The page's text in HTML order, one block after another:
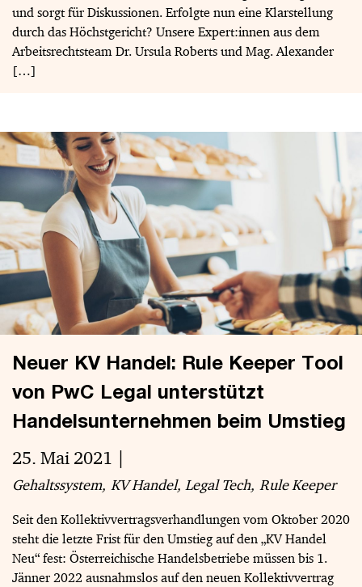
und sorgt für Diskussionen. Erfolgte nun eine Klarstellung
durch das Höchstgericht? Unsere Expert:innen aus dem
Arbeitsrechtsteam Dr. Ursula Roberts und Mag. Alexander
[…]
Neuer KV Handel: Rule Keeper Tool
von PwC Legal unterstützt
Handelsunternehmen beim Umstieg
25. Mai 2021
Gehaltssystem KV Handel Legal Tech Rule Keeper
Seit den Kollektivvertragsverhandlungen vom Oktober 2020
steht die letzte Frist für den Umstieg auf den „KV Handel
Neu“ fest: Österreichische Handelsbetriebe müssen bis 1.
Jänner 2022 ausnahmslos auf den neuen Kollektivvertrag